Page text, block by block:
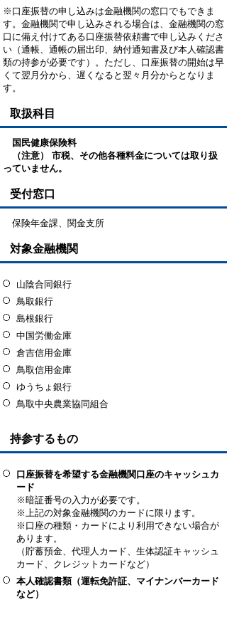
※口座振替の申し込みは金融機関の窓口でもできま
す。金融機関で申し込みされる場合は、金融機関の窓
口に備え付けてある口座振替依頼書で申し込みくださ
い（通帳、通帳の届出印、納付通知書及び本人確認書
類の持参が必要です）。ただし、口座振替の開始は早
くて翌月分から、遅くなると翌々月分からとなりま
す。
取扱科目
国民健康保険料
（注意） 市税、その他各種料金については取り扱
っていません。
受付窓口
保険年金課、関金支所
対象金融機関
山陰合同銀行
鳥取銀行
島根銀行
中国労働金庫
倉吉信用金庫
鳥取信用金庫
ゆうちょ銀行
鳥取中央農業協同組合
持参するもの
口座振替を希望する金融機関口座のキャッシュカ
ード
※暗証番号の入力が必要です。
※上記の対象金融機関のカードに限ります。
※口座の種類・カードにより利用できない場合が
あります。
（貯蓄預金、代理人カード、生体認証キャッシュ
カード、クレジットカードなど）
本人確認書類（運転免許証、マイナンバーカード
など）